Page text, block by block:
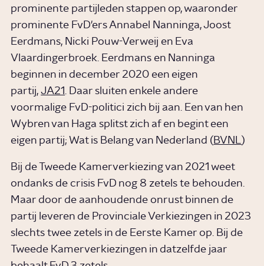
prominente partijleden stappen op, waaronder
prominente FvD'ers Annabel Nanninga, Joost
Eerdmans, Nicki Pouw-Verweij en Eva
Vlaardingerbroek. Eerdmans en Nanninga
beginnen in december 2020 een eigen
partij,JA21. Daar sluiten enkele andere
voormalige FvD-politici zich bij aan. Een van hen
Wybren van Haga splitst zich af en begint een
eigen partij; Wat is Belang van Nederland ( BVNL)
Bij de Tweede Kamerverkiezing van 2021 weet
ondanks de crisis FvD nog 8 zetels te behouden.
Maar door de aanhoudende onrust binnen de
partij leveren de Provinciale Verkiezingen in 2023
slechts twee zetels in de Eerste Kamer op. Bij de
Tweede Kamerverkiezingen in datzelfde jaar